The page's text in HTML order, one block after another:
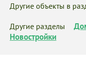
Другие объекты в
Другие разделы
Новостройки